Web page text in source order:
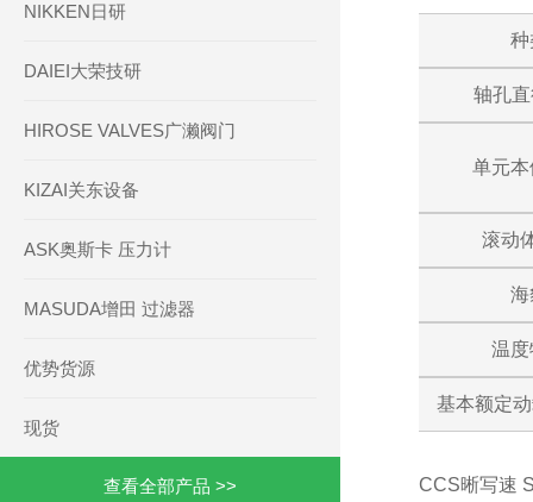
NIKKEN日研
DAIEI大荣技研
HIROSE VALVES广濑阀门
KIZAI关东设备
ASK奥斯卡 压力计
MASUDA增田 过滤器
优势货源
现货
查看全部产品 >>
种
轴孔
单元
滚动
海
温度
基本额定
CCS晰写速